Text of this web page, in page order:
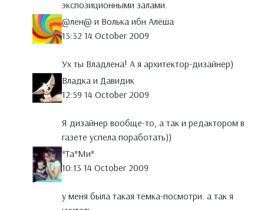
экспозиционными залами.
@лен@ и Волька ибн Алёша
13:32 14 October 2009
Ух ты Владлена! А я архитектор-дизайнер)
Владка и Давидик
12:59 14 October 2009
Я дизайнер вообще-то, а так и редактором в
газете успела поработать))
*Тa*Ми*
10:13 14 October 2009
у меня была такая темка-посмотри. а так я